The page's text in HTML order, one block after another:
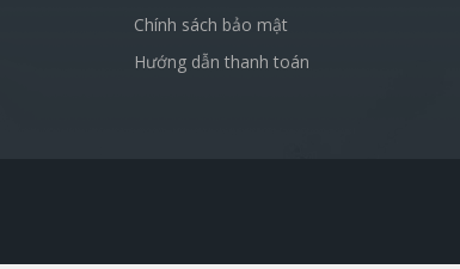
Chính sách bảo mật
Hướng dẫn thanh toán